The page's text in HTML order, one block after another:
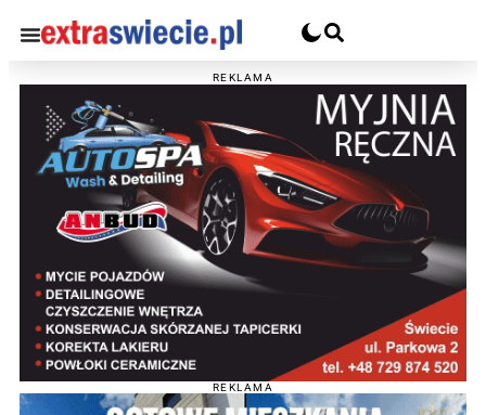
REKLAMA
REKLAMA